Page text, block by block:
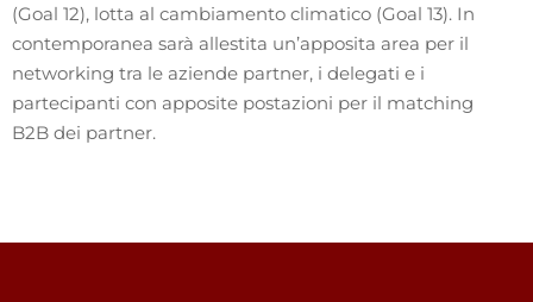
(Goal 12), lotta al cambiamento climatico (Goal 13). In
contemporanea sarà allestita un’apposita area per il
networking tra le aziende partner, i delegati e i
partecipanti con apposite postazioni per il matching
B2B dei partner.